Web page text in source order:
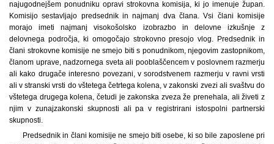
najugodnejšem ponudniku opravi strokovna komisija, ki jo imenuje župan.
Komisijo sestavljajo predsednik in najmanj dva člana. Vsi člani komisije
morajo imeti najmanj visokošolsko izobrazbo in delovne izkušnje z
delovnega področja, ki omogočajo strokovno presojo vlog. Predsednik in
člani strokovne komisije ne smejo biti s ponudnikom, njegovim zastopnikom,
članom uprave, nadzornega sveta ali pooblaščencem v poslovnem razmerju
ali kako drugače interesno povezani, v sorodstvenem razmerju v ravni vrsti
ali v stranski vrsti do vštetega četrtega kolena, v zakonski zvezi ali svaštvu do
vštetega drugega kolena, četudi je zakonska zveza že prenehala, ali živeti z
njim v zunajzakonski skupnosti ali pa v registrirani istospolni partnerski
skupnosti.
Predsednik in člani komisije ne smejo biti osebe, ki so bile zaposlene pri